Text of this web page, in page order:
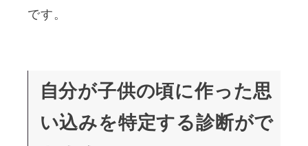
です。
自分が子供の頃に作った思
い込みを特定する診断がで